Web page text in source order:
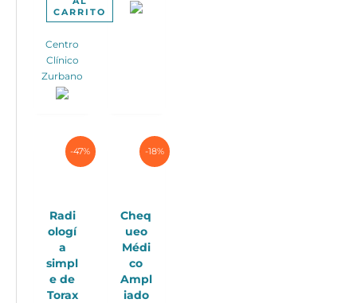
CARRITO
Centro
Clínico
Zurbano
-47%
Radi
ologí
a
simpl
e de
Torax
-18%
Cheq
ueo
Médi
co
Ampl
iado